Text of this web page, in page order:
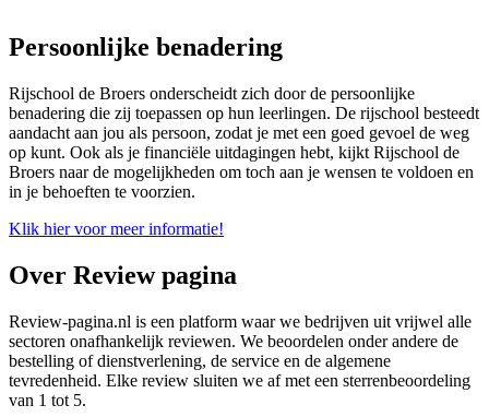
Persoonlijke benadering
Rijschool de Broers onderscheidt zich door de persoonlijke
benadering die zij toepassen op hun leerlingen. De rijschool besteedt
aandacht aan jou als persoon, zodat je met een goed gevoel de weg
op kunt. Ook als je financiële uitdagingen hebt, kijkt Rijschool de
Broers naar de mogelijkheden om toch aan je wensen te voldoen en
in je behoeften te voorzien.
Klik hier voor meer informatie!
Over Review pagina
Review-pagina.nl is een platform waar we bedrijven uit vrijwel alle
sectoren onafhankelijk reviewen. We beoordelen onder andere de
bestelling of dienstverlening, de service en de algemene
tevredenheid. Elke review sluiten we af met een sterrenbeoordeling
van 1 tot 5.